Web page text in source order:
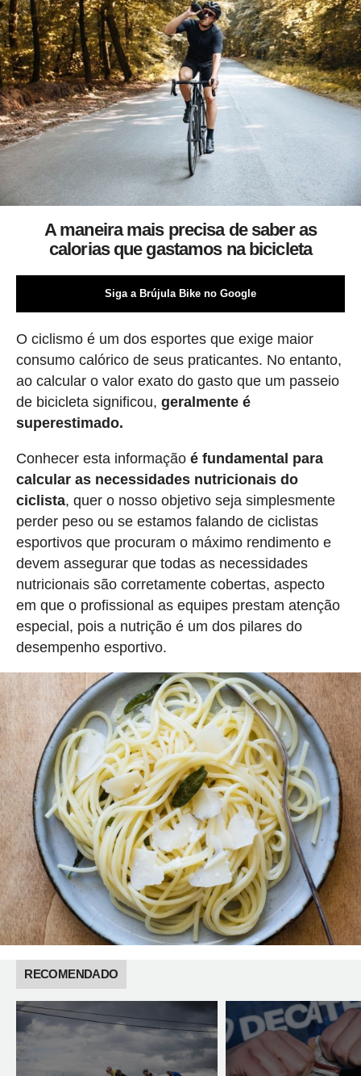
A maneira mais precisa de saber as
calorias que gastamos na bicicleta
Siga a Brújula Bike no Google
O ciclismo é um dos esportes que exige maior
consumo calórico de seus praticantes. No entanto,
ao calcular o valor exato do gasto que um passeio
de bicicleta significou, geralmente é
superestimado.
Conhecer esta informação é fundamental para
calcular as necessidades nutricionais do
ciclista, quer o nosso objetivo seja simplesmente
perder peso ou se estamos falando de ciclistas
esportivos que procuram o máximo rendimento e
devem assegurar que todas as necessidades
nutricionais são corretamente cobertas, aspecto
em que o profissional as equipes prestam atenção
especial, pois a nutrição é um dos pilares do
desempenho esportivo.
RECOMENDADO